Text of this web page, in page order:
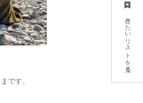
行きたいリストを見る
です。
シンガーソン
三重県出身シンガー